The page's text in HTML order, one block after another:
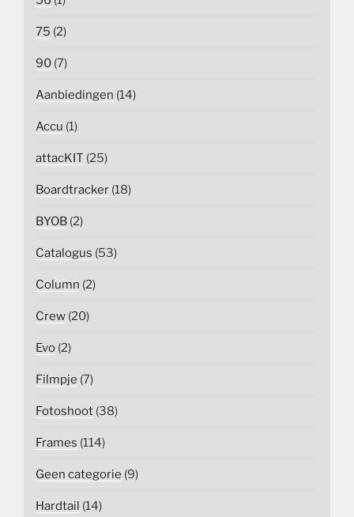
75 (2)
90 (7)
Aanbiedingen (14)
Accu (1)
attacKIT (25)
Boardtracker (18)
BYOB (2)
Catalogus (53)
Column (2)
Crew (20)
Evo (2)
Filmpje (7)
Fotoshoot (38)
Frames (114)
Geen categorie (9)
Hardtail (14)